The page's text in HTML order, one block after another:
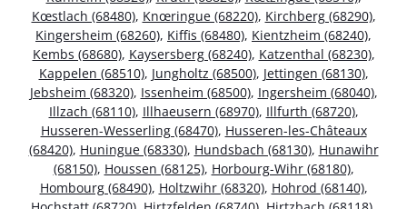
Kœstlach (68480), Knœringue (68220), Kirchberg (68290),
Kingersheim (68260), Kiffis (68480), Kientzheim (68240),
Kembs (68680), Kaysersberg (68240), Katzenthal (68230),
Kappelen (68510), Jungholtz (68500), Jettingen (68130),
Jebsheim (68320), Issenheim (68500), Ingersheim (68040),
Illzach (68110), Illhaeusern (68970), Illfurth (68720),
Husseren-Wesserling (68470), Husseren-les-Châteaux
(68420), Huningue (68330), Hundsbach (68130), Hunawihr
(68150), Houssen (68125), Horbourg-Wihr (68180),
Hombourg (68490), Holtzwihr (68320), Hohrod (68140),